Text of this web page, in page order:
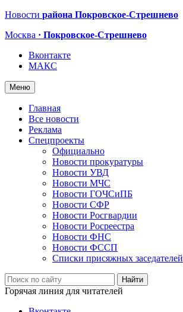
Новости района Покровское-Стрешнево
Москва · Покровское-Стрешнево
Вконтакте
МАКС
Меню
Главная
Все новости
Реклама
Спецпроекты
Официально
Новости прокуратуры
Новости УВД
Новости МЧС
Новости ГОЧСиПБ
Новости СФР
Новости Росгвардии
Новости Росреестра
Новости ФНС
Новости ФССП
Списки присяжных заседателей
Горячая линия для читателей